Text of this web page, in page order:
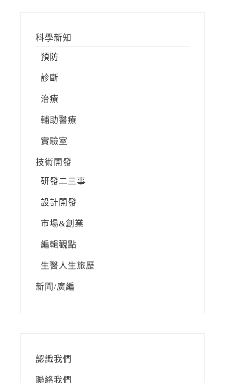
科學新知
預防
診斷
治療
輔助醫療
實驗室
技術開發
研發二三事
設計開發
市場&創業
編輯觀點
生醫人生旅歷
新聞/廣編
認識我們
聯絡我們